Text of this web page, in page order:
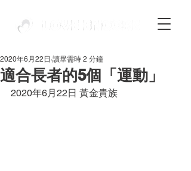
適合長者的5個「運動」
2020年6月22日 讀畢需時 2 分鐘
2020年6月22日 黃金貴族